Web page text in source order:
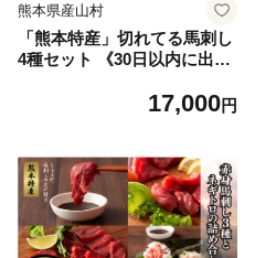
熊本県産山村
「熊本特産」切れてる馬刺し
4種セット 《30日以内に出荷
17,000円